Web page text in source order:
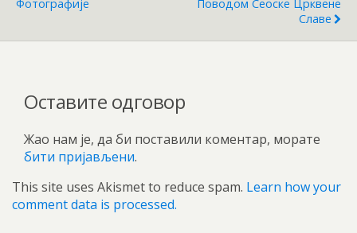
Фотографије
Поводом Сеоске Црквене
Славе
Оставите одговор
Жао нам је, да би поставили коментар, морате
бити пријављени.
This site uses Akismet to reduce spam. Learn how your
comment data is processed.